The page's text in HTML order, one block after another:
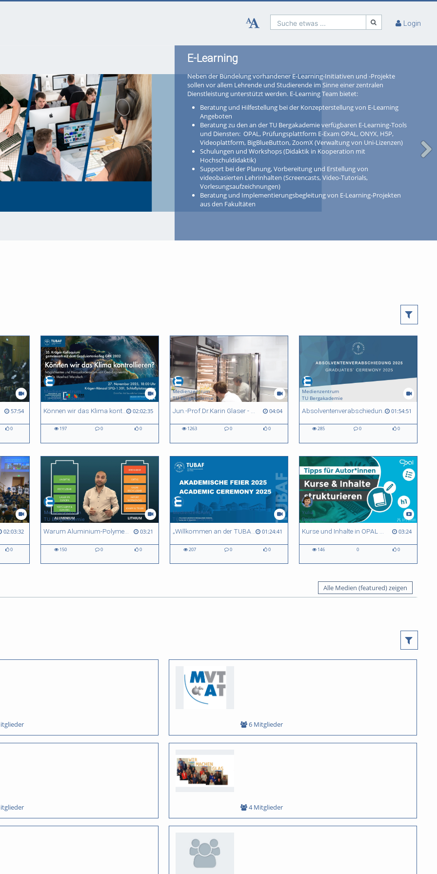
Suche etwas ... Login
E-Learning
Neben der Bündelung vorhandener E-Learning-Initiativen und -Projekte
sollen vor allem Lehrende und Studierende im Sinne einer zentralen
Dienstleistung unterstützt werden. E-Learning Team bietet:
Beratung und Hilfestellung bei der Konzepterstellung von E-Learning
Angeboten
Beratung zu den an der TU Bergakademie verfügbaren E-Learning-Tools
und Diensten: OPAL, Prüfungsplattform E-Exam OPAL, ONYX, H5P,
Videoplattform, BigBlueButton, ZoomX (Verwaltung von Uni-Lizenzen)
Schulungen und Workshops (Didaktik in Kooperation mit
Hochschuldidaktik)
Support bei der Planung, Vorbereitung und Erstellung von
videobasierten Lehrinhalten (Screencasts, Video-Tutorials,
Vorlesungsaufzeichnungen)
Beratung und Implementierungsbegleitung von E-Learning-Projekten
aus den Fakultäten
57:54
0
Medienzentrum
TU Bergakademie
Können wir das Klima kontrollieren? Möglichkeiten und Herausforderungen von Geo-Engineering 02:02:35
197
0
0
Medienzentrum
TU Bergakademie
04:04
1263
0
0
Medienzentrum
TU Bergakademie
Absolventenverabschiedung 2025 01:54:51
285
0
0
02:03:32
0
Medienzentrum
TU Bergakademie
Warum Aluminium-Polymer-Batterien interessant sind? 03:21
150
0
0
Medienzentrum
TU Bergakademie
„Willkommen an der TUBAF“: Feierlicher Studienbeginn für rund 1.500 Erstis 01:24:41
207
0
0
Yulia
Dolganova
Kurse und Inhalte in OPAL nutzerfreundlich strukturieren 03:24
146
0
0
Alle Medien (featured) zeigen
6 Mitglieder
4 Mitglieder